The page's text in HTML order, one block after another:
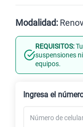
512GB
Modalidad:
Línea Nueva
REQUISITOS:
suspensiones
equipos.
Ingresa el